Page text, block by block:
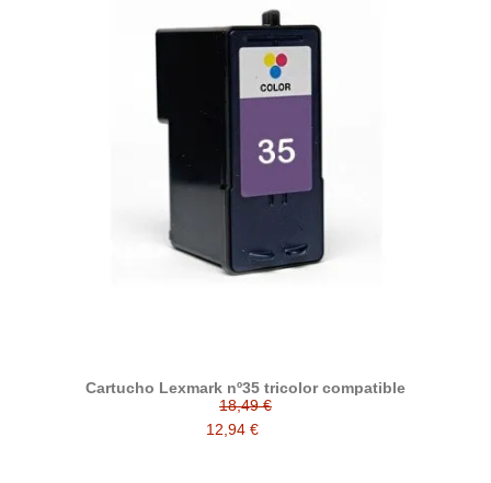
Cartucho Lexmark nº35 tricolor compatible
18,49 €
12,94 €